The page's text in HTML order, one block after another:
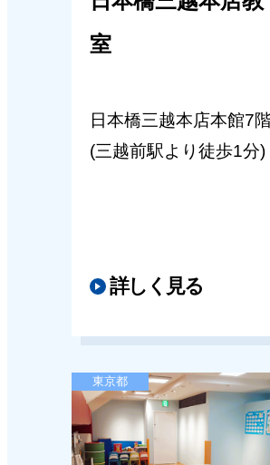
2026年07月13日
2026年 私立入試
小対策講習のご案内
[年長]私立入試直
策講習のご案内（
2026年07月13日
内（東京･千葉･埼
2026年07月13日
【奈良近鉄教室】
【高槻阪急スク
2026年05月14日
2026年05月14日
キッズパル近鉄あべのハル
室
日本橋三越本店本館7
(三越前駅より徒歩1分)
詳しく見る
東京都